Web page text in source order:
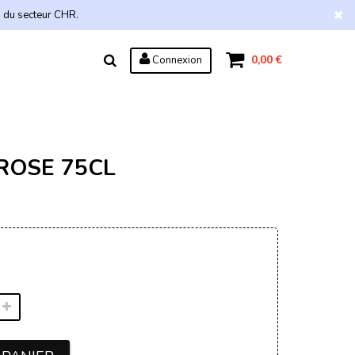
secteur CHR.
0,00 €
Connexion
75CL